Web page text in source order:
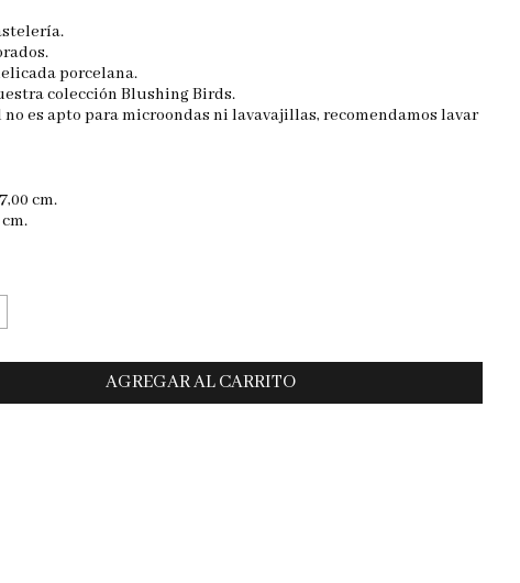
porcelana.
colección Blushing Birds.
es apto para microondas ni lavavajillas, recomendamos lavar
cm.